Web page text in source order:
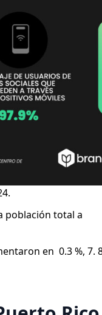
población total a
en 0.3 %, 7.